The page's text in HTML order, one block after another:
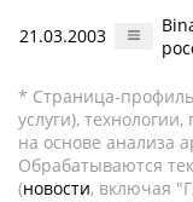
21.03.2003
* Страница-
услуги),
на основе анализа
Обрабатываются
(новости, включая